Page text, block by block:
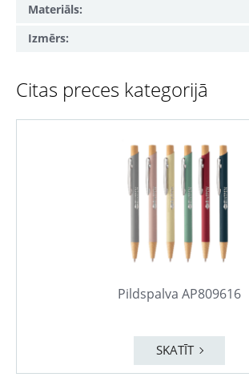
Materiāls:
Izmērs:
Citas preces kategorijā
Pildspalva AP809616
SKATĪT